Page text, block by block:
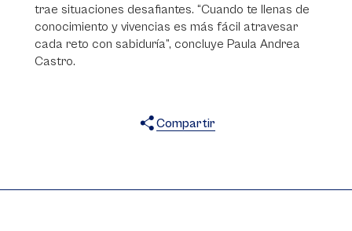
trae situaciones desafiantes. “Cuando te llenas de
conocimiento y vivencias es más fácil atravesar
cada reto con sabiduría”, concluye Paula Andrea
Castro.
Compartir